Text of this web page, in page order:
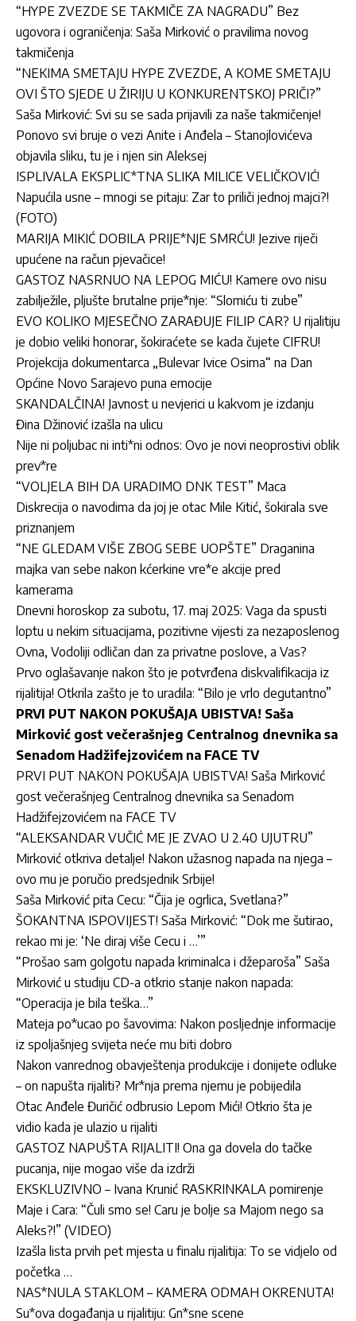
“HYPE ZVEZDE SE TAKMIČE ZA NAGRADU” Bez
ugovora i ograničenja: Saša Mirković o pravilima novog
takmičenja
“NEKIMA SMETAJU HYPE ZVEZDE, A KOME SMETAJU
OVI ŠTO SJEDE U ŽIRIJU U KONKURENTSKOJ PRIČI?”
Saša Mirković: Svi su se sada prijavili za naše takmičenje!
Ponovo svi bruje o vezi Anite i Anđela – Stanojlovićeva
objavila sliku, tu je i njen sin Aleksej
ISPLIVALA EKSPLIC*TNA SLIKA MILICE VELIČKOVIĆ!
Napućila usne – mnogi se pitaju: Zar to priliči jednoj majci?!
(FOTO)
MARIJA MIKIĆ DOBILA PRIJE*NJE SMRĆU! Jezive riječi
upućene na račun pjevačice!
GASTOZ NASRNUO NA LEPOG MIĆU! Kamere ovo nisu
zabilježile, pljušte brutalne prije*nje: “Slomiću ti zube”
EVO KOLIKO MJESEČNO ZARAĐUJE FILIP CAR? U rijalitiju
je dobio veliki honorar, šokiraćete se kada čujete CIFRU!
Projekcija dokumentarca „Bulevar Ivice Osima“ na Dan
Općine Novo Sarajevo puna emocije
SKANDALČINA! Javnost u nevjerici u kakvom je izdanju
Đina Džinović izašla na ulicu
Nije ni poljubac ni inti*ni odnos: Ovo je novi neoprostivi oblik
prev*re
“VOLJELA BIH DA URADIMO DNK TEST” Maca
Diskrecija o navodima da joj je otac Mile Kitić, šokirala sve
priznanjem
“NE GLEDAM VIŠE ZBOG SEBE UOPŠTE” Draganina
majka van sebe nakon kćerkine vre*e akcije pred
kamerama
Dnevni horoskop za subotu, 17. maj 2025: Vaga da spusti
loptu u nekim situacijama, pozitivne vijesti za nezaposlenog
Ovna, Vodoliji odličan dan za privatne poslove, a Vas?
Prvo oglašavanje nakon što je potvrđena diskvalifikacija iz
rijalitija! Otkrila zašto je to uradila: “Bilo je vrlo degutantno”
PRVI PUT NAKON POKUŠAJA UBISTVA! Saša
Mirković gost večerašnjeg Centralnog dnevnika sa
Senadom Hadžifejzovićem na FACE TV
PRVI PUT NAKON POKUŠAJA UBISTVA! Saša Mirković
gost večerašnjeg Centralnog dnevnika sa Senadom
Hadžifejzovićem na FACE TV
“ALEKSANDAR VUČIĆ ME JE ZVAO U 2.40 UJUTRU”
Mirković otkriva detalje! Nakon užasnog napada na njega –
ovo mu je poručio predsjednik Srbije!
Saša Mirković pita Cecu: “Čija je ogrlica, Svetlana?”
ŠOKANTNA ISPOVIJEST! Saša Mirković: “Dok me šutirao,
rekao mi je: ‘Ne diraj više Cecu i …’”
“Prošao sam golgotu napada kriminalca i džeparoša” Saša
Mirković u studiju CD-a otkrio stanje nakon napada:
“Operacija je bila teška…”
Mateja po*ucao po šavovima: Nakon posljednje informacije
iz spoljašnjeg svijeta neće mu biti dobro
Nakon vanrednog obavještenja produkcije i donijete odluke
– on napušta rijaliti? Mr*nja prema njemu je pobijedila
Otac Anđele Đuričić odbrusio Lepom Mići! Otkrio šta je
vidio kada je ulazio u rijaliti
GASTOZ NAPUŠTA RIJALITI! Ona ga dovela do tačke
pucanja, nije mogao više da izdrži
EKSKLUZIVNO – Ivana Krunić RASKRINKALA pomirenje
Maje i Cara: “Čuli smo se! Caru je bolje sa Majom nego sa
Aleks?!” (VIDEO)
Izašla lista prvih pet mjesta u finalu rijalitija: To se vidjelo od
početka …
NAS*NULA STAKLOM – KAMERA ODMAH OKRENUTA!
Su*ova događanja u rijalitiju: Gn*sne scene